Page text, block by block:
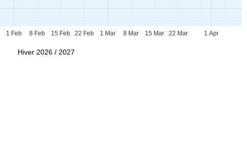
1 Feb 1 Mar 1 Apr
8 Feb 15 Feb 22 Feb 8 Mar 15 Mar 22 Mar
Hiver 2026 / 2027